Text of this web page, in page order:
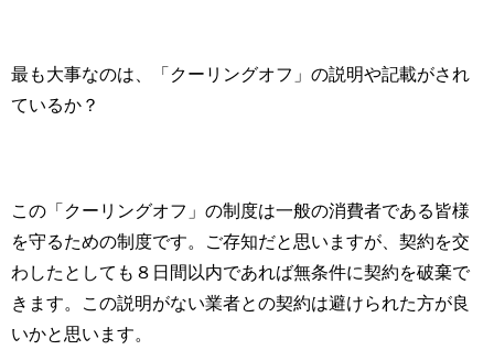
最も大事なのは、「クーリングオフ」の説明や記載がされ
ているか？
この「クーリングオフ」の制度は一般の消費者である皆様
を守るための制度です。ご存知だと思いますが、契約を交
わしたとしても８日間以内であれば無条件に契約を破棄で
きます。この説明がない業者との契約は避けられた方が良
いかと思います。